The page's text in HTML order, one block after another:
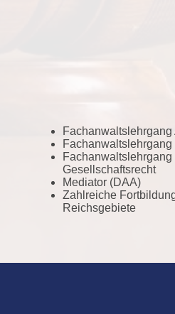
Fachanwaltslehrgang
Fachanwaltslehrgang
Gesellschaftsrecht
Mediator (DAA)
Zahlreiche
Reichsgebiete